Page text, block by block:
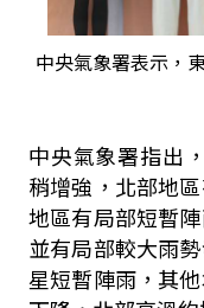
中央氣象署表示，
中央氣象署指出
稍增強，北部地
地區有局部短暫
並有局部較大雨
星短暫陣雨，其